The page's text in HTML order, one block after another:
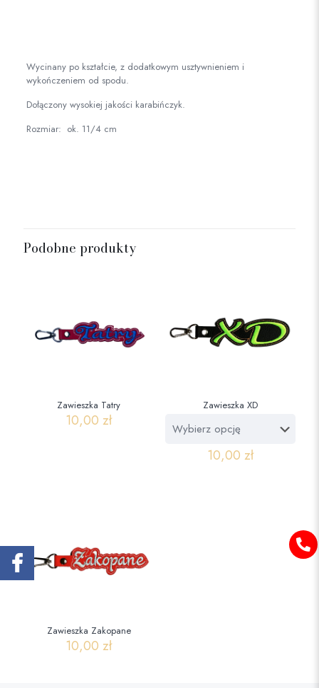
Wycinany po kształcie, z dodatkowym usztywnieniem i
wykończeniem od spodu.
Dołączony wysokiej jakości karabińczyk.
Rozmiar: ok. 11/4 cm
Podobne produkty
Zawieszka Tatry
10,00zł
Zawieszka XD
10,00 zł
Zawieszka Zakopane
10,00zł